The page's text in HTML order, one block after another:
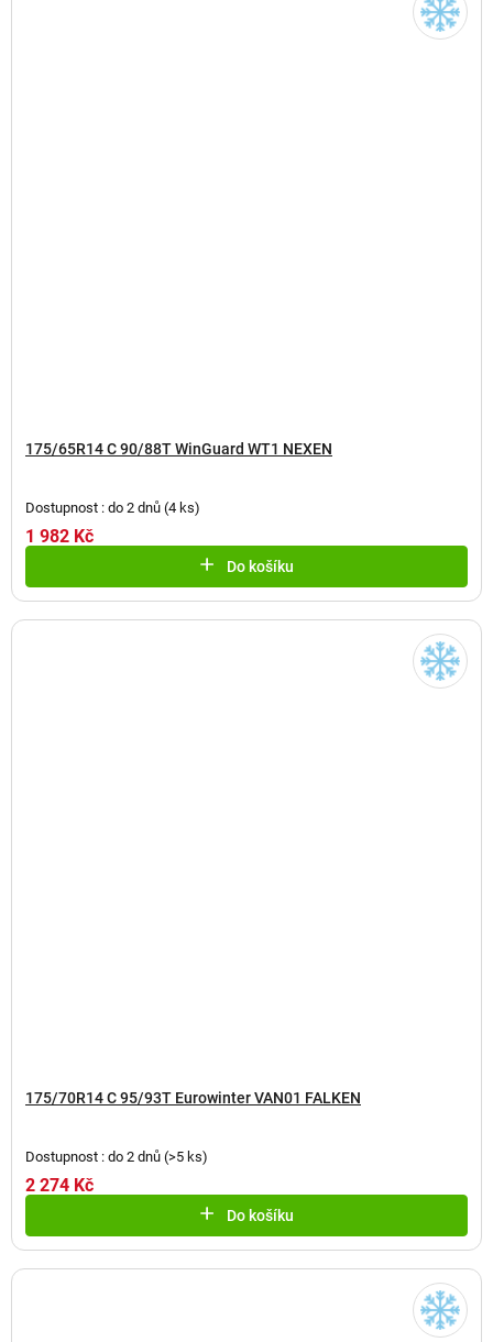
175/65R14 C 90/88T WinGuard WT1 NEXEN
Dostupnost : do 2 dnů (4 ks)
1 982 Kč
Do košíku
175/70R14 C 95/93T Eurowinter VAN01 FALKEN
Dostupnost : do 2 dnů (>5 ks)
2 274 Kč
Do košíku